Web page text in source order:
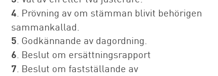
4 . Prövning av om stämman blivit behörigen
sammankallad.
5 . Godkännande av dagordning.
6 . Beslut om ersättningsrapport
7 . Beslut om fastställande av